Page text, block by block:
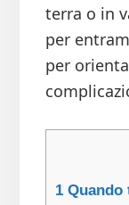
terra o in
per
per
1Quando